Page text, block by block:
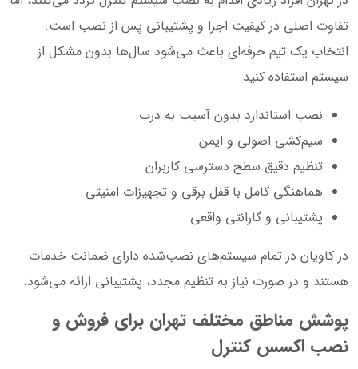
تفاوت اصلی در کیفیت اجرا و پشتیبانی پس از نصب است.
انتخاب یک تیم حرفه‌ای باعث می‌شود سال‌ها بدون مشکل از
سیستم استفاده کنید.
نصب استاندارد بدون آسیب به درب
سیم‌کشی اصولی و ایمن
تنظیم دقیق سطح دسترسی کاربران
هماهنگی کامل با قفل برقی و تجهیزات امنیتی
پشتیبانی و گارانتی واقعی
در کاویان در تمام سیستم‌های نصب‌شده دارای ضمانت خدمات
هستند و در صورت نیاز به تنظیم مجدد، پشتیبانی ارائه می‌شود.
پوشش مناطق مختلف تهران برای فروش و
نصب اکسس کنترل